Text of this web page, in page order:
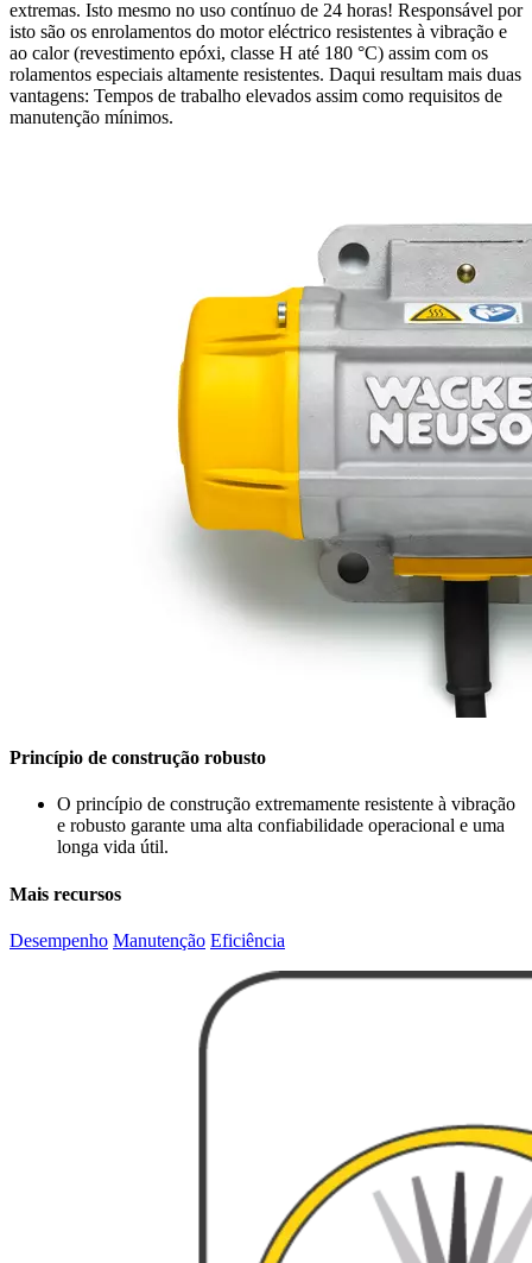
extremas. Isto mesmo no uso contínuo de 24 horas! Responsável por
isto são os enrolamentos do motor eléctrico resistentes à vibração e
ao calor (revestimento epóxi, classe H até 180 °C) assim com os
rolamentos especiais altamente resistentes. Daqui resultam mais duas
vantagens: Tempos de trabalho elevados assim como requisitos de
manutenção mínimos.
Princípio de construção robusto
O princípio de construção extremamente resistente à vibração
e robusto garante uma alta confiabilidade operacional e uma
longa vida útil.
Mais recursos
Desempenho Manutenção Eficiência